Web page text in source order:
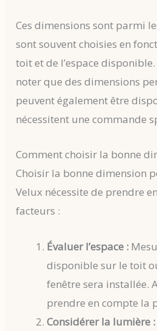
Ces dimensions sont parmi
sont souvent choisies en
toit et de l’espace
noter que des dimensions
peuvent également être
nécessitent une commande
Comment choisir la bonne
Choisir la bonne dimension
Velux nécessite de prendre
facteurs :
Évaluer l’espace :
disponible sur le toit
fenêtre sera installée.
prendre en compte la
Considérer la lumière :